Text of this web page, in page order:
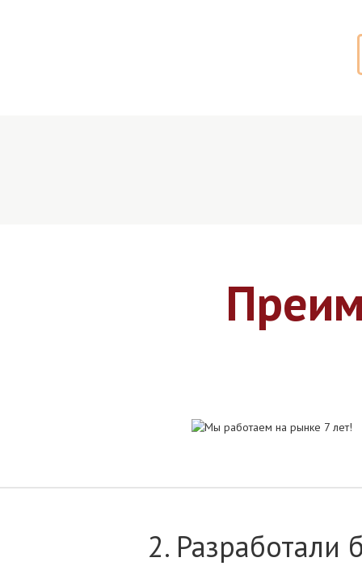
2. Разработали